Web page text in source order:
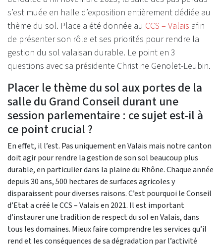
s’est muée en halle d’exposition entièrement dédiée au
thème du sol. Place a été donnée au CCS – Valais afin
de présenter son rôle et ses priorités pour rendre la
gestion du sol valaisan durable. Le point en 3
questions avec sa présidente Christine Genolet-Leubin.
Placer le thème du sol aux portes de la
salle du Grand Conseil durant une
session parlementaire : ce sujet est-il à
ce point crucial ?
En effet, il l’est. Pas uniquement en Valais mais notre canton
doit agir pour rendre la gestion de son sol beaucoup plus
durable, en particulier dans la plaine du Rhône. Chaque année
depuis 30 ans, 500 hectares de surfaces agricoles y
disparaissent pour diverses raisons. C’est pourquoi le Conseil
d’Etat a créé le CCS – Valais en 2021. Il est important
d’instaurer une tradition de respect du sol en Valais, dans
tous les domaines. Mieux faire comprendre les services qu’il
rend et les conséquences de sa dégradation par l’activité